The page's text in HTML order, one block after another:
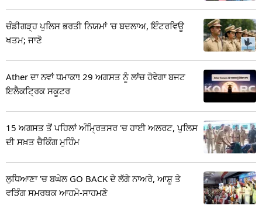
ਚੰਡੀਗੜ੍ਹ ਪੁਲਿਸ ਭਰਤੀ ਨਿਯਮਾਂ 'ਚ ਬਦਲਾਅ, ਇੰਟਰਵਿਊ
ਖਤਮ; ਜਾਣੋ
Ather ਦਾ ਨਵਾਂ ਧਮਾਕਾ! 29 ਅਗਸਤ ਨੂੰ ਲਾਂਚ ਹੋਵੇਗਾ ਬਜਟ
ਇਲੈਕਟ੍ਰਿਕ ਸਕੂਟਰ
15 ਅਗਸਤ ਤੋਂ ਪਹਿਲਾਂ ਅੰਮ੍ਰਿਤਸਰ 'ਚ ਹਾਈ ਅਲਰਟ, ਪੁਲਿਸ
ਦੀ ਸਖ਼ਤ ਚੈਕਿੰਗ ਮੁਹਿੰਮ
ਲੁਧਿਆਣਾ 'ਚ ਬਘੇਲ GO BACK ਦੇ ਲੱਗੇ ਨਾਅਰੇ, ਆਸ਼ੂ ਤੇ
ਵੜਿੰਗ ਸਮਰਥਕ ਆਹਮੋ-ਸਾਹਮਣੇ